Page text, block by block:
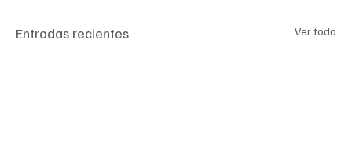
Entradas recientes Ver todo